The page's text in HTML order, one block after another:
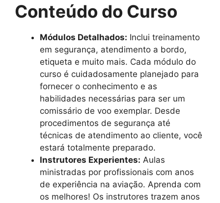
Conteúdo do Curso
Módulos Detalhados: Inclui treinamento
em segurança, atendimento a bordo,
etiqueta e muito mais. Cada módulo do
curso é cuidadosamente planejado para
fornecer o conhecimento e as
habilidades necessárias para ser um
comissário de voo exemplar. Desde
procedimentos de segurança até
técnicas de atendimento ao cliente, você
estará totalmente preparado.
Instrutores Experientes: Aulas
ministradas por profissionais com anos
de experiência na aviação. Aprenda com
os melhores! Os instrutores trazem anos